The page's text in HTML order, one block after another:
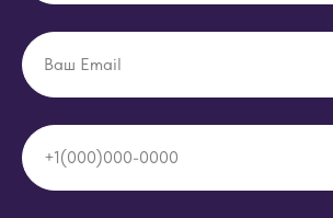
Ваш Email
+1(000)000-0000